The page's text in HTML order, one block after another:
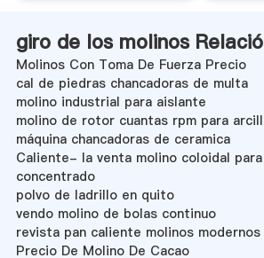
giro de los molinos
Molinos Con Toma De Fuerza Precio
cal de piedras chancadoras de multa
molino industrial para aislante
molino de rotor cuantas rpm para
máquina chancadoras de ceramica
Caliente- la venta molino coloidal
concentrado
polvo de ladrillo en quito
vendo molino de bolas continuo
revista pan caliente molinos modernos
Precio De Molino De Cacao